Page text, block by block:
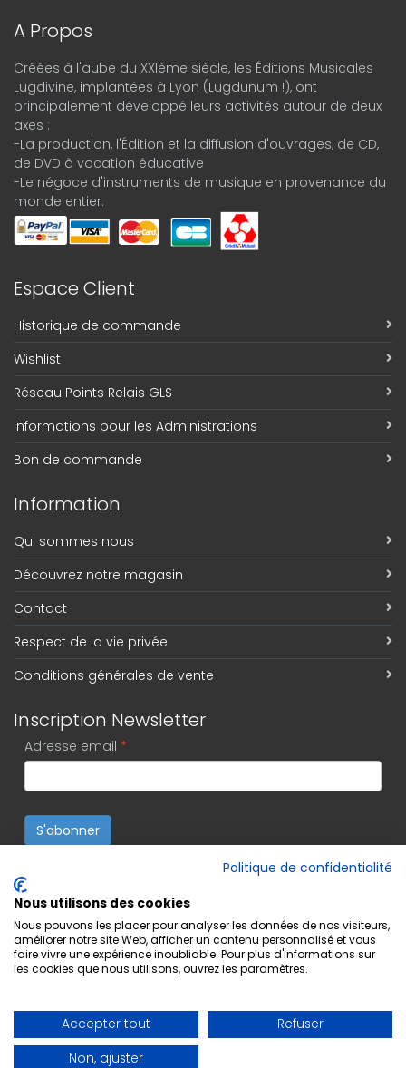
A Propos
Créées à l'aube du XXIème siècle, les Éditions Musicales
Lugdivine, implantées à Lyon (Lugdunum !), ont
principalement développé leurs activités autour de deux
axes :
-La production, l'Édition et la diffusion d'ouvrages, de CD,
de DVD à vocation éducative
-Le négoce d'instruments de musique en provenance du
monde entier.
Espace Client
Historique de commande
Wishlist
Réseau Points Relais GLS
Informations pour les Administrations
Bon de commande
Information
Qui sommes nous
Découvrez notre magasin
Contact
Respect de la vie privée
Conditions générales de vente
Inscription Newsletter
Adresse email *
S'abonner
Politique de confidentialité
Nous utilisons des cookies
Nous pouvons les placer pour analyser les données de nos visiteurs,
améliorer notre site Web, afficher un contenu personnalisé et vous
faire vivre une expérience inoubliable. Pour plus d'informations sur
les cookies que nous utilisons, ouvrez les paramètres.
Accepter tout
Refuser
Non, ajuster